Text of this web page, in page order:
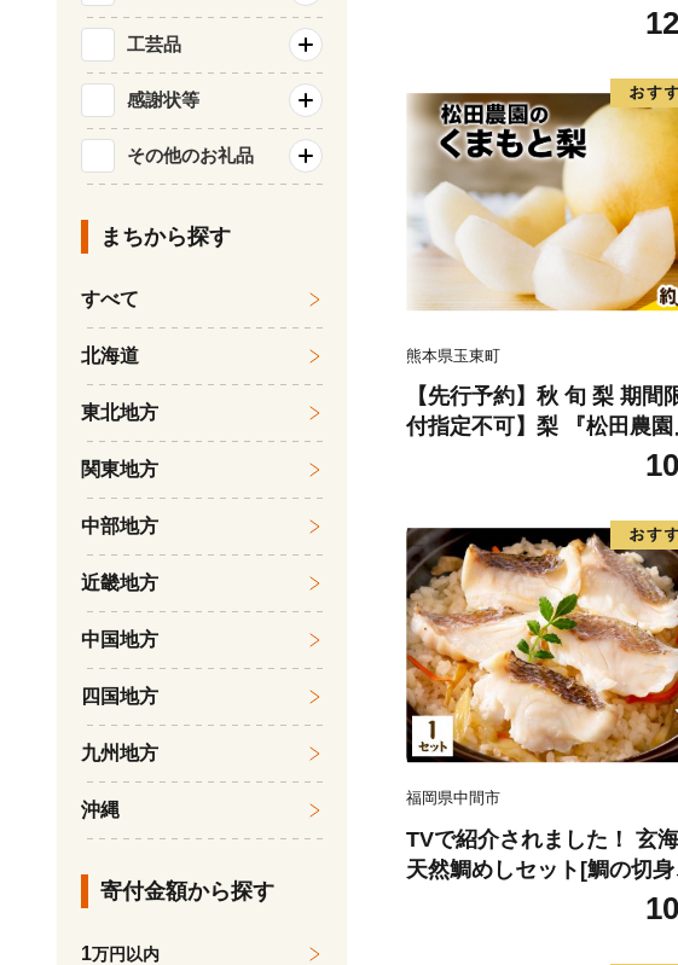
22個)【佐賀牛 黒毛和牛 ブ
九州 ハンバーグ 牛肉 豚肉
弁当 おかず 惣菜 おすすめ
083106)
熊本県玉東町
【先行予約】秋 旬 梨 期間
付指定不可】梨 『松田農園
まもと 梨 たっぷり 約2kg
後 《7月下旬-9月末頃出荷
受付中 熊本県玉名郡玉東
農園』なし 果物 スイーツ
デザート スムージー
福岡県中間市
TVで紹介されました！ 玄
天然鯛めしセット[鯛の切身
汁、鯛茶漬け用だし]【
工芸品
感謝状等
その他のお礼品
まちから探す
すべて
北海道
東北地方
関東地方
中部地方
近畿地方
中国地方
四国地方
九州地方
沖縄
寄付金額から探す
1万円以内